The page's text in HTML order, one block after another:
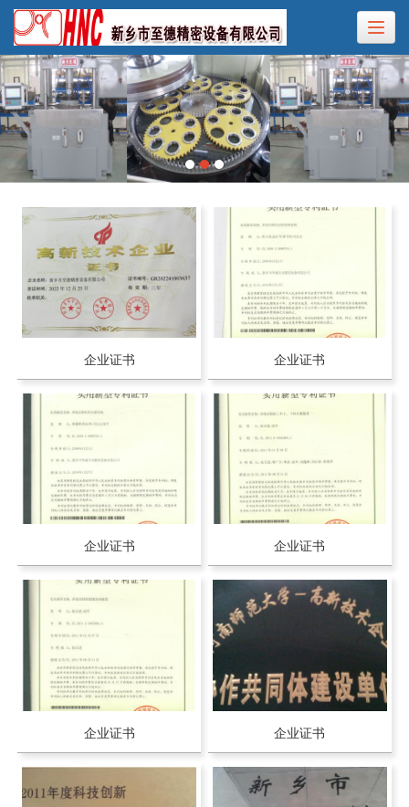
企业证书 企业证书
企业证书 企业证书
企业证书 企业证书